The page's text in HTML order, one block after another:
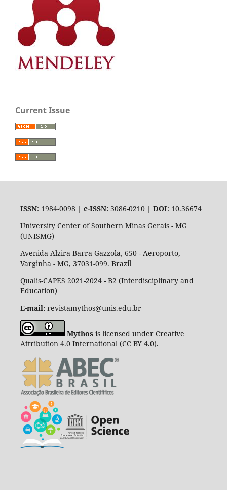
Current Issue
ISSN: 1984-0098 | e-ISSN:3086-0210 | DOI: 10.36674
University Center of Southern Minas Gerais - MG
(UNISMG)
Avenida Alzira Barra Gazzola, 650 - Aeroporto,
Varginha - MG, 37031-099. Brazil
Qualis-CAPES 2021-2024 - B2 (Interdisciplinary and
Education)
E-mail:revistamythos@unis.edu.br
Mythosis licensed under Creative
Attribution 4.0 International (CC BY 4.0).